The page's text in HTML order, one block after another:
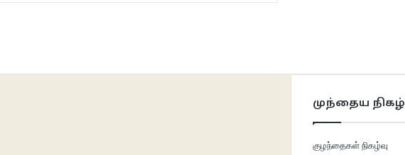
முந்தைய
குழந்தைகள் நிகழ்வு